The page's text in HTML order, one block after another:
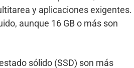
y aplicaciones exigentes.
aunque 16 GB o más son
sólido (SSD) son más